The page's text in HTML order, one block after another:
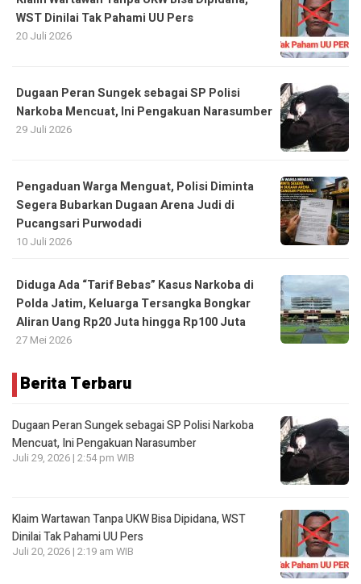
WST Dinilai Tak Pahami UU Pers
20 Juli 2026
Dugaan Peran Sungek sebagai SP Polisi
Narkoba Mencuat, Ini Pengakuan Narasumber
29 Juli 2026
Pengaduan Warga Menguat, Polisi Diminta
Segera Bubarkan Dugaan Arena Judi di
Pucangsari Purwodadi
10 Juli 2026
Diduga Ada “Tarif Bebas” Kasus Narkoba di
Polda Jatim, Keluarga Tersangka Bongkar
Aliran Uang Rp20 Juta hingga Rp100 Juta
27 Mei 2026
Berita Terbaru
Dugaan Peran Sungek sebagai SP Polisi Narkoba
Mencuat, Ini Pengakuan Narasumber
Juli 29, 2026 | 2:54 pm WIB
Klaim Wartawan Tanpa UKW Bisa Dipidana, WST
Dinilai Tak Pahami UU Pers
Juli 20, 2026 | 2:19 am WIB